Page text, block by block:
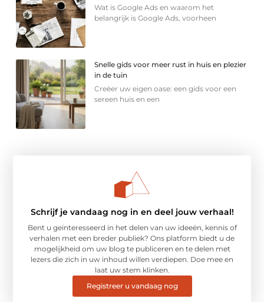
Wat is Google Ads en waarom het
belangrijk is Google Ads, voorheen
Snelle gids voor meer rust in huis en plezier
in de tuin
Creëer uw eigen oase: een gids voor een
sereen huis en een
Schrijf je vandaag nog in en deel jouw verhaal!
Bent u geïnteresseerd in het delen van uw ideeën, kennis of
verhalen met een breder publiek? Ons platform biedt u de
mogelijkheid om uw blog te publiceren en te delen met
lezers die zich in uw inhoud willen verdiepen. Doe mee en
laat uw stem klinken.
Registreer u vandaag nog